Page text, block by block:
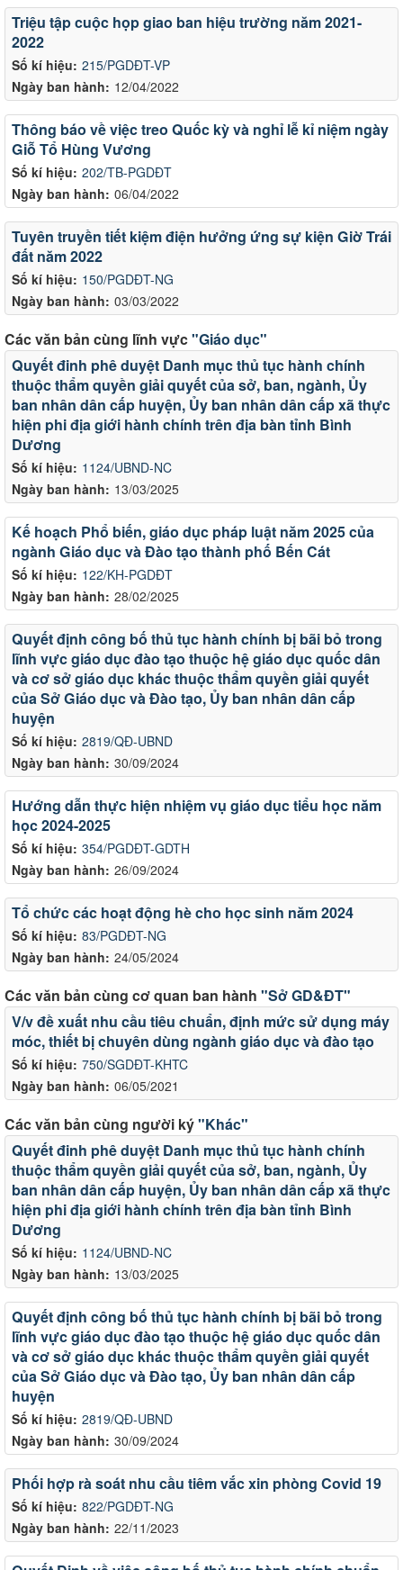
Số kí hiệu: 215/PGDĐT-VP
Ngày ban hành: 12/04/2022
Triệu tập cuộc họp giao ban hiệu trường năm 2021-
2022
Số kí hiệu: 202/TB-PGDĐT
Ngày ban hành: 06/04/2022
Thông báo về việc treo Quốc kỳ và nghỉ lễ kỉ niệm ngày
Giỗ Tổ Hùng Vương
Số kí hiệu: 150/PGDĐT-NG
Ngày ban hành: 03/03/2022
Tuyên truyền tiết kiệm điện hưởng ứng sự kiện Giờ Trái
đất năm 2022
Các văn bản cùng lĩnh vực"Giáo dục"
Số kí hiệu: 1124/UBND-NC
Ngày ban hành: 13/03/2025
Quyết đinh phê duyệt Danh mục thủ tục hành chính
thuộc thẩm quyền giải quyết của sở, ban, ngành, Ủy
ban nhân dân cấp huyện, Ủy ban nhân dân cấp xã thực
hiện phi địa giới hành chính trên địa bàn tỉnh Bình
Dương
Số kí hiệu: 122/KH-PGDĐT
Ngày ban hành: 28/02/2025
Kế hoạch Phổ biến, giáo dục pháp luật năm 2025 của
ngành Giáo dục và Đào tạo thành phố Bến Cát
Số kí hiệu: 2819/QĐ-UBND
Ngày ban hành: 30/09/2024
Quyết định công bố thủ tục hành chính bị bãi bỏ trong
lĩnh vực giáo dục đào tạo thuộc hệ giáo dục quốc dân
và cơ sở giáo dục khác thuộc thẩm quyền giải quyết
của Sở Giáo dục và Đào tạo, Ủy ban nhân dân cấp
huyện
Số kí hiệu: 354/PGDĐT-GDTH
Ngày ban hành: 26/09/2024
Hướng dẫn thực hiện nhiệm vụ giáo dục tiểu học năm
học 2024-2025
Số kí hiệu: 83/PGDĐT-NG
Ngày ban hành: 24/05/2024
Tổ chức các hoạt động hè cho học sinh năm 2024
Các văn bản cùng cơ quan ban hành "Sở GD&ĐT"
Số kí hiệu: 750/SGDĐT-KHTC
Ngày ban hành: 06/05/2021
V/v đề xuất nhu cầu tiêu chuẩn, định mức sử dụng máy
móc, thiết bị chuyên dùng ngành giáo dục và đào tạo
Các văn bản cùng người ký"Khác"
Số kí hiệu: 1124/UBND-NC
Ngày ban hành: 13/03/2025
Quyết đinh phê duyệt Danh mục thủ tục hành chính
thuộc thẩm quyền giải quyết của sở, ban, ngành, Ủy
ban nhân dân cấp huyện, Ủy ban nhân dân cấp xã thực
hiện phi địa giới hành chính trên địa bàn tỉnh Bình
Dương
Số kí hiệu: 2819/QĐ-UBND
Ngày ban hành: 30/09/2024
Quyết định công bố thủ tục hành chính bị bãi bỏ trong
lĩnh vực giáo dục đào tạo thuộc hệ giáo dục quốc dân
và cơ sở giáo dục khác thuộc thẩm quyền giải quyết
của Sở Giáo dục và Đào tạo, Ủy ban nhân dân cấp
huyện
Số kí hiệu: 822/PGDĐT-NG
Ngày ban hành: 22/11/2023
Phối hợp rà soát nhu cầu tiêm vắc xin phòng Covid 19